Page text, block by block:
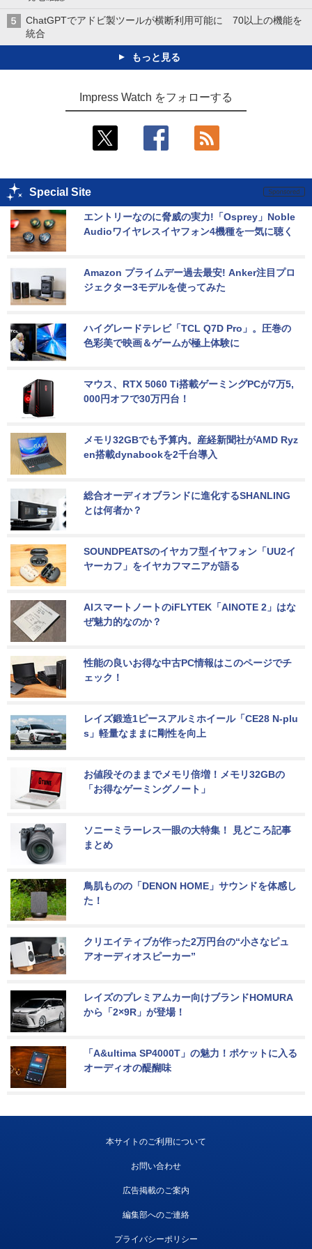
ChatGPTでアドビ製ツールが横断利用可能に 70以上の機能を
統合
もっと見る
Impress Watch をフォローする
Special Site
エントリーなのに脅威の実力!「Osprey」Noble
Audioワイヤレスイヤフォン4機種を一気に聴く
Amazon プライムデー過去最安! Anker注目プロ
ジェクター3モデルを使ってみた
ハイグレードテレビ「TCL Q7D Pro」。圧巻の
色彩美で映画＆ゲームが極上体験に
マウス、RTX 5060 Ti搭載ゲーミングPCが7万5,
000円オフで30万円台！
メモリ32GBでも予算内。産経新聞社がAMD Ryz
en搭載dynabookを2千台導入
総合オーディオブランドに進化するSHANLING
とは何者か？
SOUNDPEATSのイヤカフ型イヤフォン「UU2イ
ヤーカフ」をイヤカフマニアが語る
AIスマートノートのiFLYTEK「AINOTE 2」はな
ぜ魅力的なのか？
性能の良いお得な中古PC情報はこのページでチ
ェック！
レイズ鍛造1ピースアルミホイール「CE28 N-plu
s」軽量なままに剛性を向上
お値段そのままでメモリ倍増！メモリ32GBの
「お得なゲーミングノート」
ソニーミラーレス一眼の大特集！ 見どころ記事
まとめ
鳥肌ものの「DENON HOME」サウンドを体感し
た！
クリエイティブが作った2万円台の“小さなピュ
アオーディオスピーカー”
レイズのプレミアムカー向けブランドHOMURA
から「2×9R」が登場！
「A&ultima SP4000T」の魅力！ポケットに入る
オーディオの醍醐味
本サイトのご利用について
お問い合わせ
広告掲載のご案内
編集部へのご連絡
プライバシーポリシー